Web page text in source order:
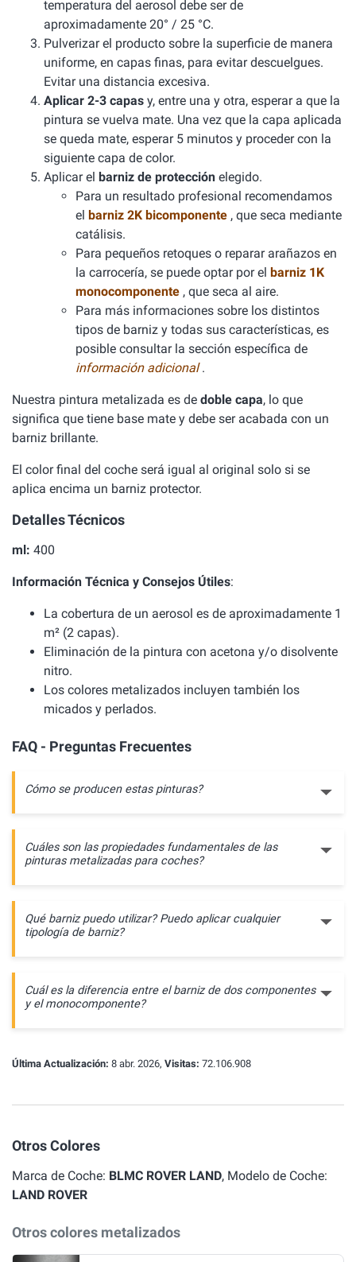
temperatura del aerosol debe ser de
aproximadamente 20° / 25 °C.
Pulverizar el producto sobre la superficie de manera
uniforme, en capas finas, para evitar descuelgues.
Evitar una distancia excesiva.
Aplicar 2-3 capas y, entre una y otra, esperar a que la
pintura se vuelva mate. Una vez que la capa aplicada
se queda mate, esperar 5 minutos y proceder con la
siguiente capa de color.
Aplicar el barniz de protección elegido.
Para un resultado profesional recomendamos
el barniz 2K bicomponente , que seca mediante
catálisis.
Para pequeños retoques o reparar arañazos en
la carrocería, se puede optar por el barniz 1K
monocomponente , que seca al aire.
Para más informaciones sobre los distintos
tipos de barniz y todas sus características, es
posible consultar la sección específica de
información adicional.
Nuestra pintura metalizada es de doble capa, lo que
significa que tiene base mate y debe ser acabada con un
barniz brillante.
El color final del coche será igual al original solo si se
aplica encima un barniz protector.
Detalles Técnicos
ml: 400
Información Técnica y Consejos Útiles:
La cobertura de un aerosol es de aproximadamente 1
m² (2 capas).
Eliminación de la pintura con acetona y/o disolvente
nitro.
Los colores metalizados incluyen también los
micados y perlados.
FAQ - Preguntas Frecuentes
Cómo se producen estas pinturas?
Cuáles son las propiedades fundamentales de las
pinturas metalizadas para coches?
Qué barniz puedo utilizar? Puedo aplicar cualquier
tipología de barniz?
Cuál es la diferencia entre el barniz de dos componentes
y el monocomponente?
Última Actualización: 8 abr. 2026, Visitas: 72.106.908
Otros Colores
Marca de Coche: BLMC ROVER LAND, Modelo de Coche:
LAND ROVER
Otros colores metalizados